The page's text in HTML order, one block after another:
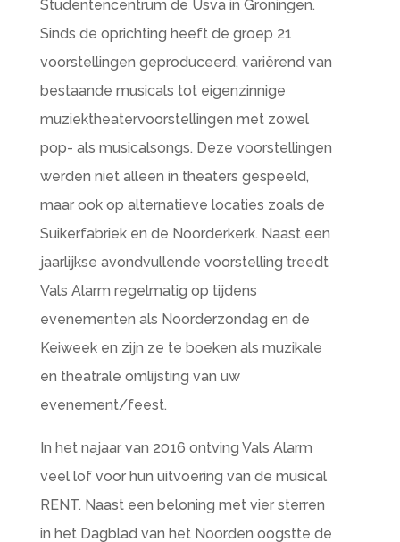
Studentencentrum de Usva in Groningen.
Sinds de oprichting heeft de groep 21
voorstellingen geproduceerd, variërend van
bestaande musicals tot eigenzinnige
muziektheatervoorstellingen met zowel
pop- als musicalsongs. Deze voorstellingen
werden niet alleen in theaters gespeeld,
maar ook op alternatieve locaties zoals de
Suikerfabriek en de Noorderkerk. Naast een
jaarlijkse avondvullende voorstelling treedt
Vals Alarm regelmatig op tijdens
evenementen als Noorderzondag en de
Keiweek en zijn ze te boeken als muzikale
en theatrale omlijsting van uw
evenement/feest.
In het najaar van 2016 ontving Vals Alarm
veel lof voor hun uitvoering van de musical
RENT. Naast een beloning met vier sterren
in het Dagblad van het Noorden oogstte de